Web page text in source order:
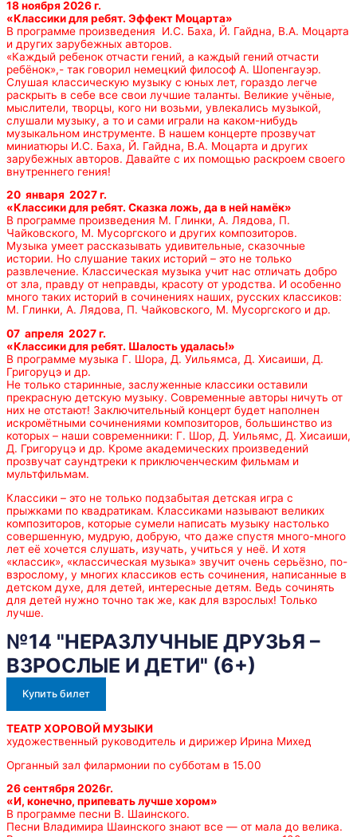
18 ноября 2026 г.
«Классики для ребят. Эффект Моцарта»
В программе произведения И.С. Баха, Й. Гайдна, В.А. Моцарта
и других зарубежных авторов.
«Каждый ребенок отчасти гений, а каждый гений отчасти
ребёнок»,- так говорил немецкий философ А. Шопенгауэр.
Слушая классическую музыку с юных лет, гораздо легче
раскрыть в себе все свои лучшие таланты. Великие учёные,
мыслители, творцы, кого ни возьми, увлекались музыкой,
слушали музыку, а то и сами играли на каком-нибудь
музыкальном инструменте. В нашем концерте прозвучат
миниатюры И.С. Баха, Й. Гайдна, В.А. Моцарта и других
зарубежных авторов. Давайте с их помощью раскроем своего
внутреннего гения!
20 января 2027 г.
«Классики для ребят. Сказка ложь, да в ней намёк»
В программе произведения М. Глинки, А. Лядова, П.
Чайковского, М. Мусоргского и других композиторов.
Музыка умеет рассказывать удивительные, сказочные
истории. Но слушание таких историй – это не только
развлечение. Классическая музыка учит нас отличать добро
от зла, правду от неправды, красоту от уродства. И особенно
много таких историй в сочинениях наших, русских классиков:
М. Глинки, А. Лядова, П. Чайковского, М. Мусоргского и др.
07 апреля 2027 г.
«Классики для ребят. Шалость удалась!»
В программе музыка Г. Шора, Д. Уильямса, Д. Хисаиши, Д.
Григоруцэ и др.
Не только старинные, заслуженные классики оставили
прекрасную детскую музыку. Современные авторы ничуть от
них не отстают! Заключительный концерт будет наполнен
искромётными сочинениями композиторов, большинство из
которых – наши современники: Г. Шор, Д. Уильямс, Д. Хисаиши,
Д. Григоруцэ и др. Кроме академических произведений
прозвучат саундтреки к приключенческим фильмам и
мультфильмам.
Классики – это не только подзабытая детская игра с
прыжками по квадратикам. Классиками называют великих
композиторов, которые сумели написать музыку настолько
совершенную, мудрую, добрую, что даже спустя много-много
лет её хочется слушать, изучать, учиться у неё. И хотя
«классик», «классическая музыка» звучит очень серьёзно, по-
взрослому, у многих классиков есть сочинения, написанные в
детском духе, для детей, интересные детям. Ведь сочинять
для детей нужно точно так же, как для взрослых! Только
лучше.
№14 "НЕРАЗЛУЧНЫЕ ДРУЗЬЯ –
ВЗРОСЛЫЕ И ДЕТИ" (6+)
Купить билет
ТЕАТР ХОРОВОЙ МУЗЫКИ
художественный руководитель и дирижер Ирина Михед
Органный зал филармонии по субботам в 15.00
26 сентября 2026г.
«И, конечно, припевать лучше хором»
В программе песни В. Шаинского.
Песни Владимира Шаинского знают все — от мала до велика.